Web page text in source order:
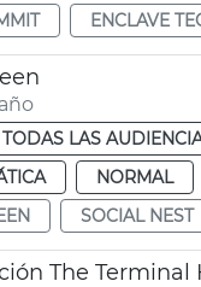
ENCLAVE
TODAS LAS
NORMAL
SOCIAL NEST
The